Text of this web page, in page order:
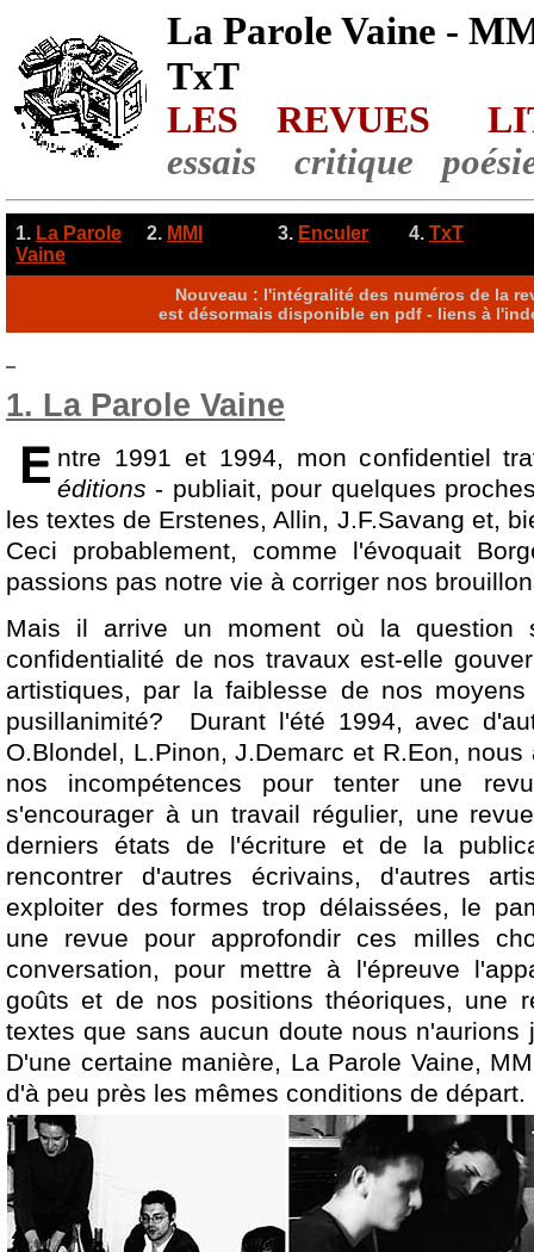
La Parole Vaine -
TxT
LES REVUES
essais critique
1. La Parole
Vaine
2. MMI 3. Enculer 4. TxT
Nouveau : l'intégralité des numéros de la
est désormais disponible en pdf - liens à
1. La Parole Vaine
ntre 1991 et 1994, mon confidentiel
éditions - publiait, pour quelques
les textes de Erstenes, Allin, J.F.Savang et,
Ceci probablement, comme l'évoquait
passions pas notre vie à corriger nos
Mais il arrive un moment où la question
confidentialité de nos travaux est-elle
artistiques, par la faiblesse de nos
pusillanimité? Durant l'été 1994, avec
O.Blondel, L.Pinon, J.Demarc et R.Eon,
nos incompétences pour tenter une
s'encourager à un travail régulier, une
derniers états de l'écriture et de la
rencontrer d'autres écrivains, d'autres
exploiter des formes trop délaissées, le
une revue pour approfondir ces milles
conversation, pour mettre à l'épreuve
goûts et de nos positions théoriques, une
textes que sans aucun doute nous n'aurions
D'une certaine manière, La Parole Vaine,
d'à peu près les mêmes conditions de départ.